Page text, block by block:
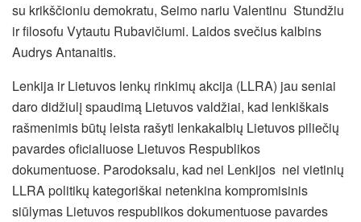
su krikščioniu demokratu, Seimo nariu Valentinu Stundžiu
ir filosofu Vytautu Rubavičiumi. Laidos svečius kalbins
Audrys Antanaitis.
Lenkija ir Lietuvos lenkų rinkimų akcija (LLRA) jau seniai
daro didžiulį spaudimą Lietuvos valdžiai, kad lenkiškais
rašmenimis būtų leista rašyti lenkakalbių Lietuvos piliečių
pavardes oficialiuose Lietuvos Respublikos
dokumentuose. Parodoksalu, kad nei Lenkijos nei vietinių
LLRA politikų kategoriškai netenkina kompromisinis
siūlymas Lietuvos respublikos dokumentuose pavardes